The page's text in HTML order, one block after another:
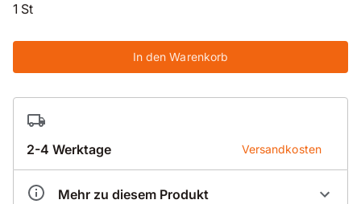
1 St
In den Warenkorb
2-4 Werktage Versandkosten
Mehr zu diesem Produkt